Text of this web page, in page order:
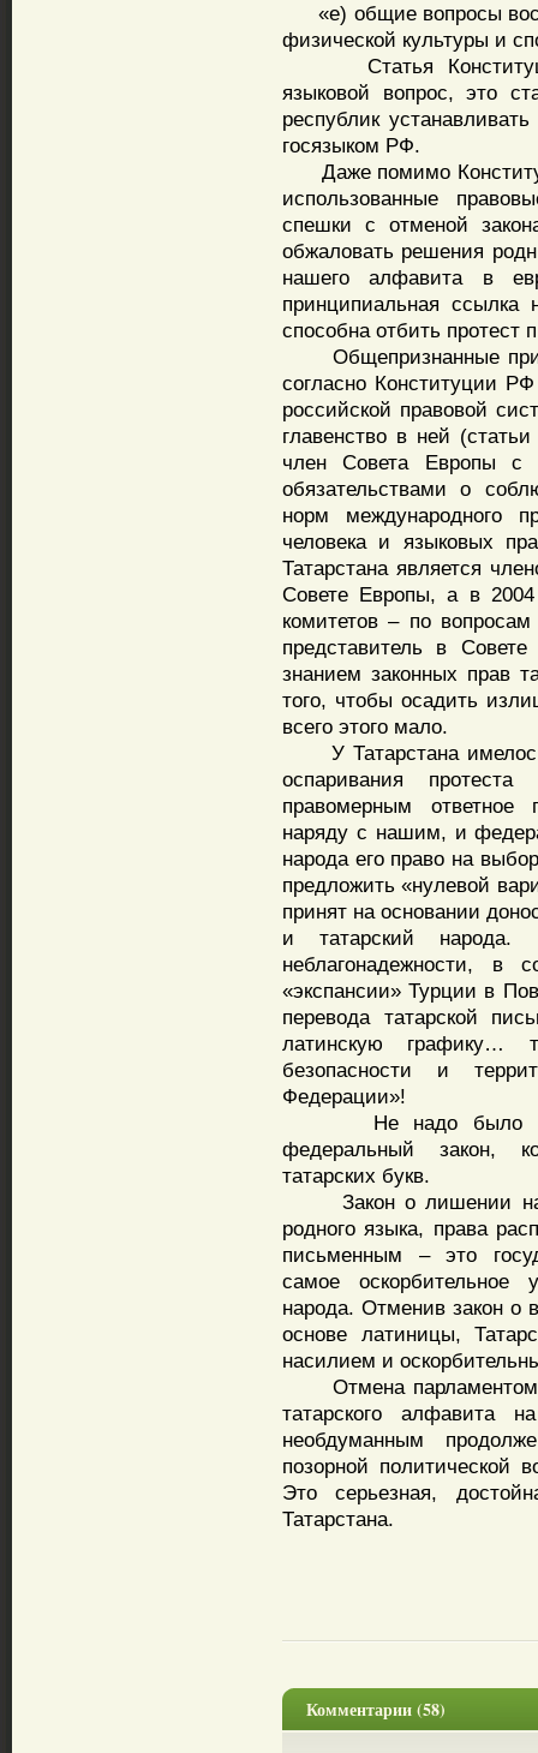
«е) общие вопросы
физической культуры и
Статья
языковой вопрос, это
республик
госязыком РФ.
Даже помимо
использованные
спешки с отменой
обжаловать решения
нашего алфавита в
принципиальная ссылка
способна отбить протест
Общепризнанные
согласно Конституции
российской правовой
главенство в ней
член Совета Европы с
обязательствами о
норм международного
человека и языковых
Татарстана является
Совете Европы, а в
комитетов – по
представитель в
знанием законных прав
того, чтобы осадить
всего этого мало.
У Татарстана имелось
оспаривания
правомерным
наряду с нашим, и
народа его право на
предложить «нулевой
принят на основании
и татарский народа.
неблагонадежности, в
«экспансии» Турции в
перевода татарской
латинскую графику…
безопасности и
Федерации»!
Не надо было
федеральный закон,
татарских букв.
Закон о лишении
родного языка, права
письменным – это
самое оскорбительное
народа. Отменив закон о
основе латиницы,
насилием и
Отмена парламентом
татарского алфавита
необдуманным
позорной политической
Это серьезная,
Татарстана.
Комментарии (58)